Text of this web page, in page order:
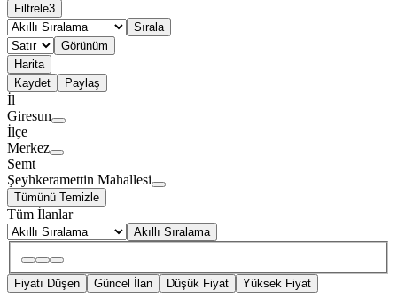
Filtrele3
Sırala
Görünüm
Harita
Kaydet
Paylaş
İl
Giresun
İlçe
Merkez
Semt
Şeyhkeramettin Mahallesi
Tümünü Temizle
Tüm İlanlar
Akıllı Sıralama
Fiyatı Düşen Güncel İlan Düşük Fiyat Yüksek Fiyat